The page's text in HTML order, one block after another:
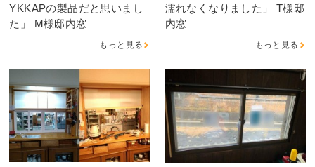
YKKAPの製品だと思いまし
た」 M様邸内窓
もっと見る
濡れなくなりました」 T様邸
内窓
もっと見る